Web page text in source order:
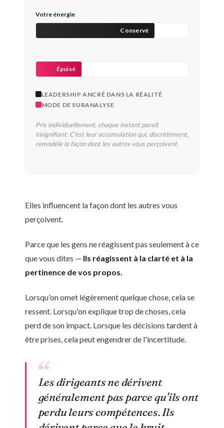
Votre énergie
Conservé
Épuisé
LEADERSHIP ANCRÉ DANS LA RÉALITÉ
MODE DE SURANALYSE
Pris individuellement, chaque instant paraît
insignifiant. C'est leur accumulation qui, discrètement,
remodèle la façon dont les autres vous perçoivent.
Elles influencent la façon dont les autres vous
perçoivent.
Parce que les gens ne réagissent pas seulement à ce
que vous dites — Ils réagissent à la clarté et à la
pertinence de vos propos.
Lorsqu'on omet légèrement quelque chose, cela se
ressent. Lorsqu'on explique trop de choses, cela
perd de son impact. Lorsque les décisions tardent à
être prises, cela peut engendrer de l'incertitude.
Les dirigeants ne dérivent
généralement pas parce qu'ils ont
perdu leurs compétences. Ils